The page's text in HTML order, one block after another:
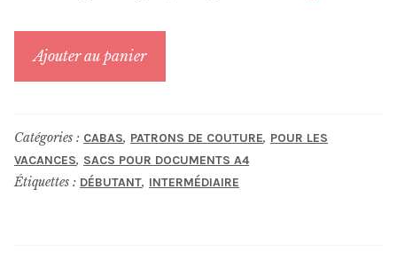
Ajouter au panier
Catégories : CABAS, PATRONS DE COUTURE, POUR LES
VACANCES, SACS POUR DOCUMENTS A4
Étiquettes : DÉBUTANT, INTERMÉDIAIRE